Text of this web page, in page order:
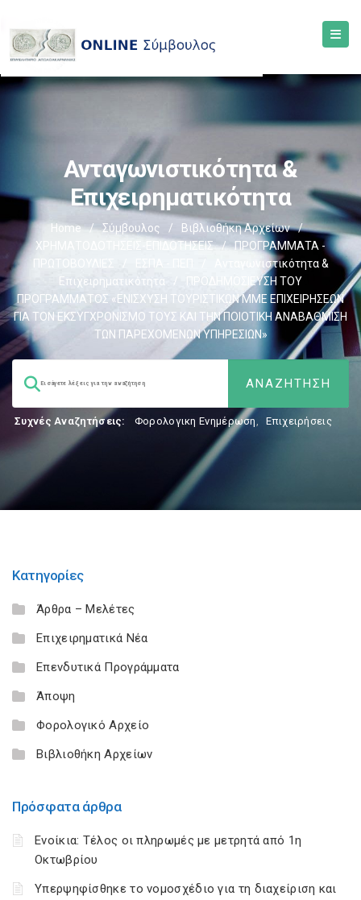
Ανταγωνιστικότητα &
Επιχειρηματικότητα
Home / Σύμβουλος / Βιβλιοθήκη Αρχείων
/
ΧΡΗΜΑΤΟΔΟΤΗΣΕΙΣ-ΕΠΙΔΟΤΗΣΕΙΣ
/
ΠΡΟΓΡΑΜΜΑΤΑ -
ΠΡΩΤΟΒΟΥΛΙΕΣ
ΕΣΠΑ - ΠΕΠ
Ανταγωνιστικότητα &
Επιχειρηματικότητα
/
ΠΡΟΔΗΜΟΣΙΕΥΣΗ ΤΟΥ
ΠΡΟΓΡΑΜΜΑΤΟΣ «ΕΝΙΣΧΥΣΗ ΤΟΥΡΙΣΤΙΚΩΝ ΜΜΕ ΕΠΙΧΕΙΡΗΣΕΩΝ
ΓΙΑ ΤΟΝ ΕΚΣΥΓΧΡΟΝΙΣΜΟ ΤΟΥΣ ΚΑΙ ΤΗΝ ΠΟΙΟΤΙΚΗ ΑΝΑΒΑΘΜΙΣΗ
ΤΩΝ ΠΑΡΕΧΟΜΕΝΩΝ ΥΠΗΡΕΣΙΩΝ»
Συχνές Αναζητήσεις: Φορολογικη Ενημέρωση, Επιχειρήσεις
Κατηγορίες
Άρθρα – Μελέτες
Επιχειρηματικά Νέα
Επενδυτικά Προγράμματα
Άποψη
Φορολογικό Αρχείο
Βιβλιοθήκη Αρχείων
Πρόσφατα άρθρα
Ενοίκια: Τέλος οι πληρωμές με μετρητά από 1η
Οκτωβρίου
Υπερψηφίσθηκε το νομοσχέδιο για τη διαχείριση και